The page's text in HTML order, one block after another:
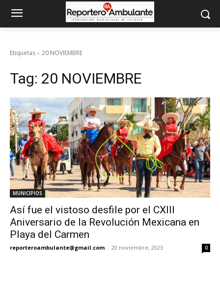
Etiquetas 20 NOVIEMBRE
Tag: 20 NOVIEMBRE
MUNICIPIOS
Así fue el vistoso desfile por el CXIII
Aniversario de la Revolución Mexicana en
Playa del Carmen
reporteroambulante@gmail.com - 20 noviembre, 2023 0